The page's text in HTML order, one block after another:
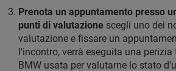
Prenota un appuntamento presso
punti di valutazione scegli uno dei
valutazione e fissare un
l'incontro, verrà eseguita una
BMW usata per valutarne lo stato